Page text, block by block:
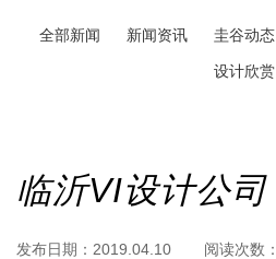
全部新闻 新闻资讯 圭谷动态
设计欣赏
临沂VI设计公司
发布日期： 2019.04.10 阅读次数：